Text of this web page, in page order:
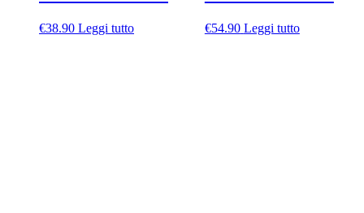
€38.90 Leggi tutto €54.90 Leggi tutto